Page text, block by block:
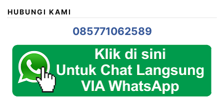
HUBUNGI KAMI
085771062589